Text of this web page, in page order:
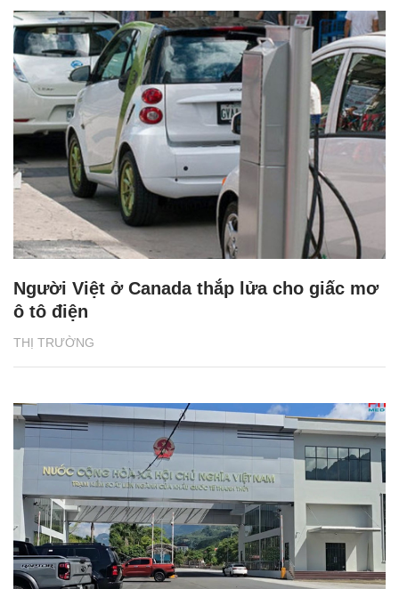
THỊ TRƯỜNG
Người Việt ở Canada thắp lửa cho giấc mơ
ô tô điện